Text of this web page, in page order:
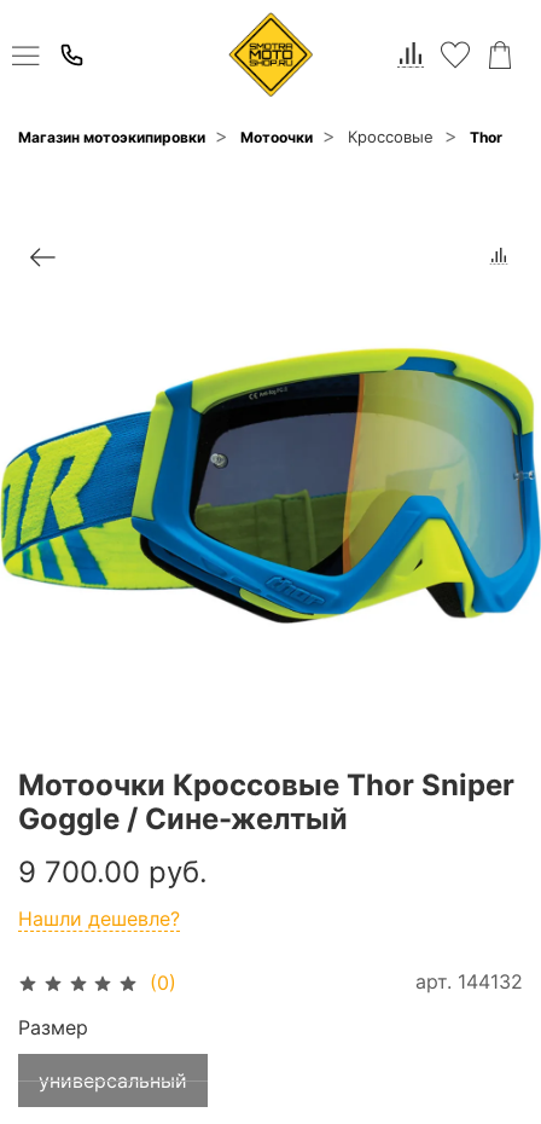
Магазин мотоэкипировки Мотоочки Кроссовые Thor
(0) арт. 144132
Мотоочки Кроссовые Thor Sniper
Goggle / Сине-желтый
9 700.00 руб.
Нашли дешевле?
Размер
универсальный